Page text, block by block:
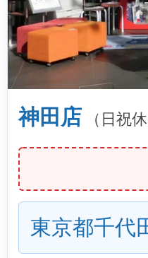
神田店 （日祝
東京都千代